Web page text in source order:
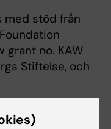
med stöd från
grant no. KAW
Stiftelse, och